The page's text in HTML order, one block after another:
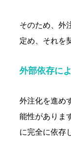
そのため、外
定め、それを
外部依存に
外注化を進め
能性がありま
に完全に依存